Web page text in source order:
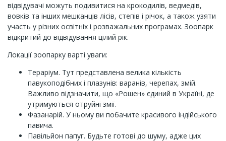
відвідувачі можуть подивитися на крокодилів, ведмедів,
вовків та інших мешканців лісів, степів і річок, а також узяти
участь у різних освітніх і розважальних програмах. Зоопарк
відкритий до відвідування цілий рік.
Локації зоопарку варті уваги:
Тераріум. Тут представлена велика кількість
павукоподібних і плазунів: варанів, черепах, змій.
Важливо відзначити, що «Рошен» єдиний в Україні, де
утримуються отруйні змії.
Фазанарій. У ньому ви побачите красивого індійського
павича.
Павільйон папуг. Будьте готові до шуму, адже цих